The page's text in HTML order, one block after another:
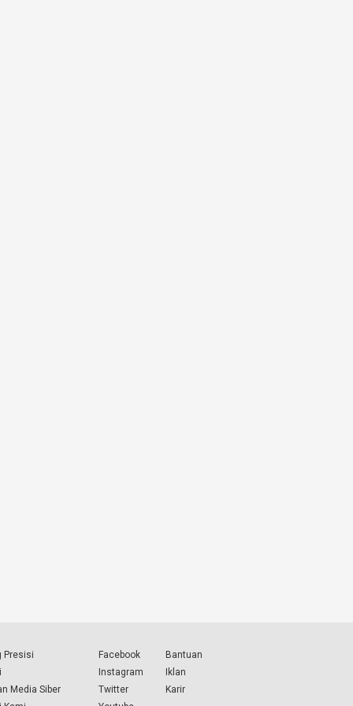
Presisi
Media Siber
Facebook
Instagram
Twitter
Bantuan
Iklan
Karir